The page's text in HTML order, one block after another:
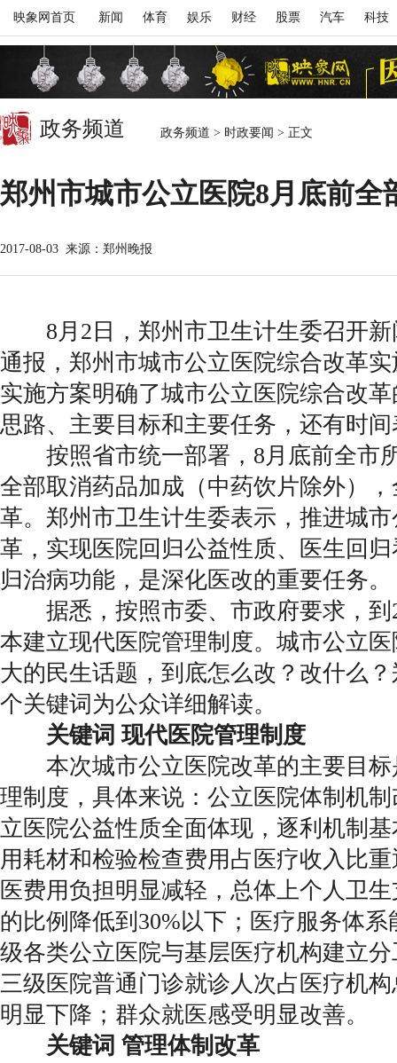
映象网首页 新闻 体育 娱乐 财经 股票 汽车 科技
政务频道 政务频道 > 时政要闻 > 正文
郑州市城市公立医院8月底前全
2017-08-03 来源：郑州晚报
8月2日，郑州市卫生计生委召开新
通报，郑州市城市公立医院综合改革
实施方案明确了城市公立医院综合改
思路、主要目标和主要任务，还有时
按照省市统一部署，8月底前全市
全部取消药品加成（中药饮片除外）
革。郑州市卫生计生委表示，推进城
革，实现医院回归公益性质、医生回
归治病功能，是深化医改的重要任务。
据悉，按照市委、市政府要求，到
本建立现代医院管理制度。城市公立
大的民生话题，到底怎么改？改什么
个关键词为公众详细解读。
关键词 现代医院管理制度
本次城市公立医院改革的主要目标
理制度，具体来说：公立医院体制机
立医院公益性质全面体现，逐利机制
用耗材和检验检查费用占医疗收入比
医费用负担明显减轻，总体上个人卫
的比例降低到30%以下；医疗服务体
级各类公立医院与基层医疗机构建立
三级医院普通门诊就诊人次占医疗机
明显下降；群众就医感受明显改善。
关键词 管理体制改革